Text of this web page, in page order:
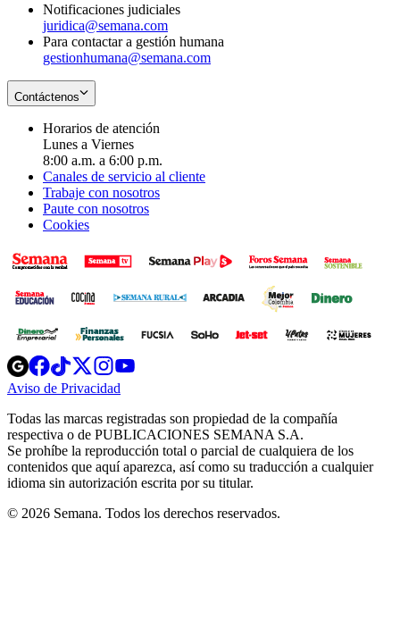
Notificaciones judiciales
juridica@semana.com
Para contactar a gestión humana
gestionhumana@semana.com
Contáctenos
Horarios de atención
Lunes a Viernes
8:00 a.m. a 6:00 p.m.
Canales de servicio al cliente
Trabaje con nosotros
Paute con nosotros
Cookies
Opens
in
new
Opens
in
new
Opens
in
new
window
Opens
new
windowwindow
Aviso de Privacidad
new
window
Todas las marcas registradas son propiedad de la compañía
respectiva o de PUBLICACIONES SEMANA S.A.
Se prohíbe la reproducción total o parcial de cualquiera de los
contenidos que aquí aparezca, así como su traducción a cualquier
idioma sin autorización escrita por su titular.
© 2026 Semana. Todos los derechos reservados.